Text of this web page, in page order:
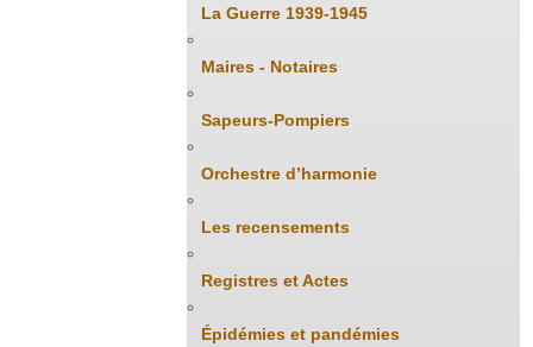
La Guerre 1939-1945
Maires - Notaires
Sapeurs-Pompiers
Orchestre d’harmonie
Les recensements
Registres et Actes
Épidémies et pandémies